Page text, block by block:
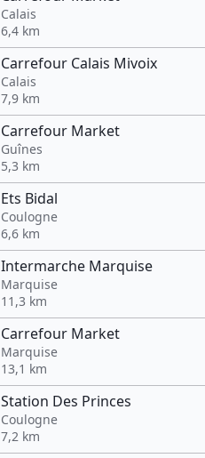
Calais
6,4 km
Carrefour Calais Mivoix
Calais
7,9 km
Carrefour Market
Guînes
5,3 km
Ets Bidal
Coulogne
6,6 km
Intermarche Marquise
Marquise
11,3 km
Carrefour Market
Marquise
13,1 km
Station Des Princes
Coulogne
7,2 km